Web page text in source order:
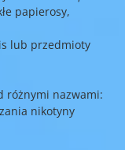
papierosy,
lub przedmioty
różnymi nazwami:
nikotyny